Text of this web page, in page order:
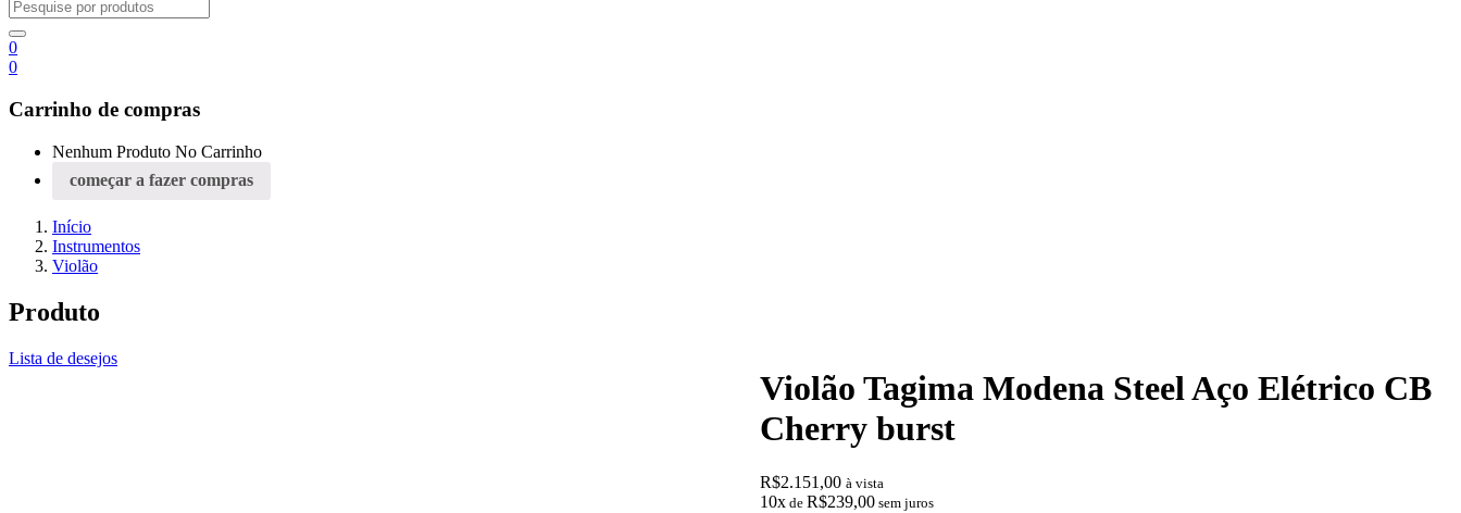
0
0
Carrinho de compras
Nenhum Produto No Carrinho
começar a fazer compras
Início
Instrumentos
Violão
Produto
Lista de desejos
Violão Tagima Modena Steel Aço Elétrico CB
Cherry burst
R$2.151,00 à vista
10xde R$239,00sem juros